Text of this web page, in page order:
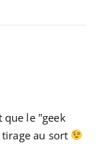
que le "geek
au sort